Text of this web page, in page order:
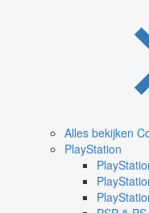
Alles bekijken
PlayStation